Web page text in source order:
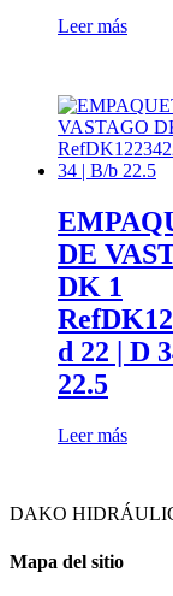
Leer más
DE
DK 1
d 22 | D
22.5
Leer más
DAKO
Mapa del sitio
comportamiento
aumentas la
posibilidad de
ver contenido y
ofertas
personalizados.
realmente te
interesa.